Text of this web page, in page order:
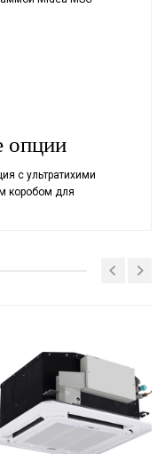
опции
с ультратихими
коробом для
380-415/50/3
121